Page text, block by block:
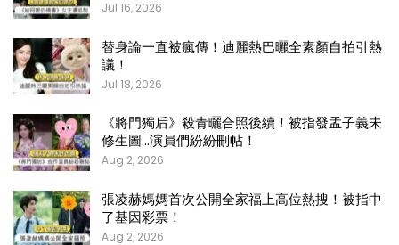
Jul 16, 2026
替身論一直被瘋傳！迪麗熱巴曬全素顏自拍引熱
議！
Jul 18, 2026
《將門獨后》殺青曬合照後續！被指發孟子義未
修生圖…演員們紛紛刪帖！
Aug 2, 2026
張凌赫媽媽首次公開全家福上高位熱搜！被指中
了基因彩票！
Aug 2, 2026